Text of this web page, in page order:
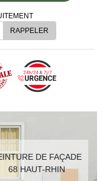
DE FAÇADE
68 HAUT-RHIN